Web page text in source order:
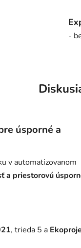
-
úsporné a
v automatizovanom
a priestorovú
, trieda 5 a